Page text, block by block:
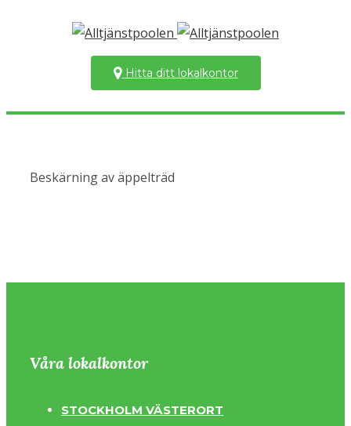
Hitta ditt lokalkontor
Beskärning av äppelträd
Våra lokalkontor
STOCKHOLM VÄSTERORT